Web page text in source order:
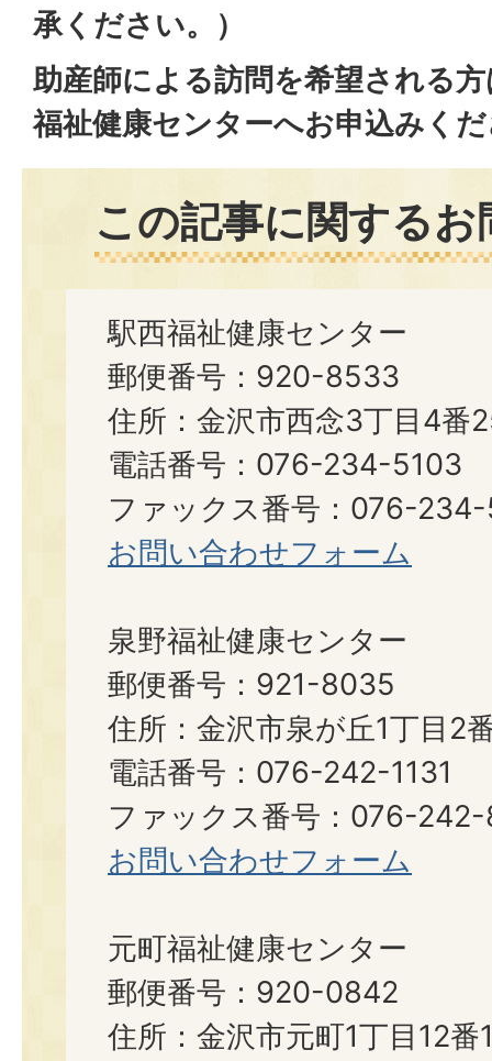
承ください。）
助産師による訪問を希望される
福祉健康センターへお申込みく
この記事に関する
駅西福祉健康センター
郵便番号：920-8533
住所：金沢市西念3丁目4番
電話番号：076-234-5103
ファックス番号：076-
お問い合わせフォーム
泉野福祉健康センター
郵便番号：921-8035
住所：金沢市泉が丘1丁目2
電話番号：076-242-1131
ファックス番号：076-
お問い合わせフォーム
元町福祉健康センター
郵便番号：920-0842
住所：金沢市元町1丁目12番